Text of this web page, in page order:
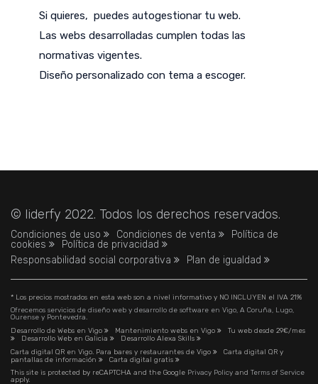
Si quieres, puedes autogestionar tu web.
Las webs desarrolladas cumplen todas las
normativas vigentes.
Diseño personalizado con tema a escoger.
© liderfy 2022. Todos los derechos reservados.
Condiciones de uso Condiciones de venta
Política de
cookies
Política de privacidad
Responsabilidad social corporativa
Plan de igualdad
* Los precios mostrados en esta web son a nivel informativo y NO INCLUYEN el IVA 21%
Ofrecemos servicios de diseño web y desarrollo de software en Vigo, A Coruña, Lugo,
Ourense y Pontevedra.
Desarrollo de Webs en Vigo
Mantenimiento webs en Vigo
Tu web desde 29€/mes
Desarrollo Web en Galicia
Desarrollo Alexa Skills
Carta digital QR en Vigo. Para bares y restaurantes de Vigo
Carta digital QR y
pantallas de información
Carta digital gratis
This site is protected by reCAPTCHA and the Google Privacy Policy and Terms of Service
apply.